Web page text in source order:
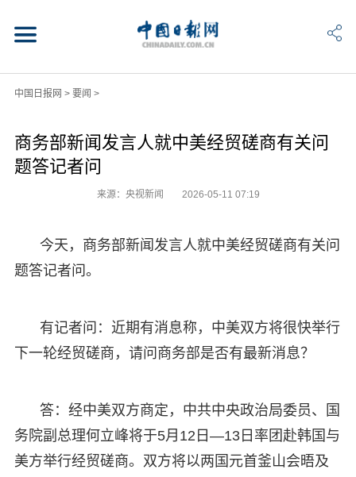
中国日报网 > 要闻 >
商务部新闻发言人就中美经贸磋商有关问
题答记者问
来源：央视新闻 2026-05-11 07:19
今天，商务部新闻发言人就中美经贸磋商有关问
题答记者问。
有记者问：近期有消息称，中美双方将很快举行
下一轮经贸磋商，请问商务部是否有最新消息？
答：经中美双方商定，中共中央政治局委员、国
务院副总理何立峰将于5月12日—13日率团赴韩国与
美方举行经贸磋商。双方将以两国元首釜山会晤及